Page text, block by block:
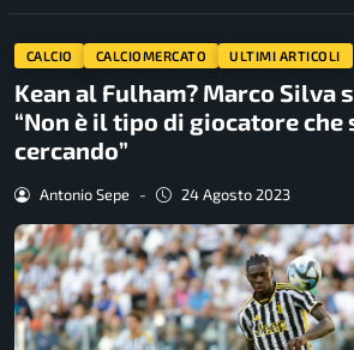
CALCIO CALCIOMERCATO ULTIMI ARTICOLI
Kean al Fulham? Marco Silva
“Non è il tipo di giocatore che
cercando”
Antonio Sepe - 24 Agosto 2023